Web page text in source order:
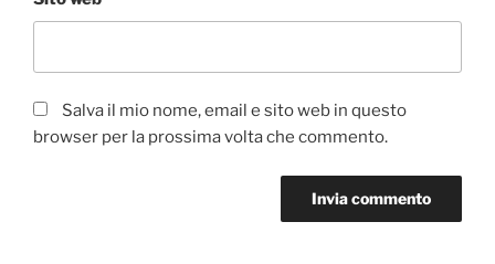
Salva il mio nome, email e sito web in questo
browser per la prossima volta che commento.